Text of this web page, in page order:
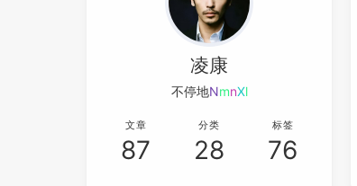
凌康
不停地磨炼-"\#
文章
87
分类
28
标签
76